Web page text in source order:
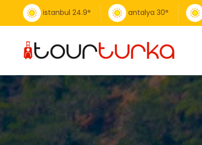
istanbul 24.9° antalya 30°